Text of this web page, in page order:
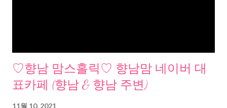
♡향남 맘스홀릭♡ 향남맘 네이버 대
표카페 (향남 & 향남 주변)
11월 10, 2021